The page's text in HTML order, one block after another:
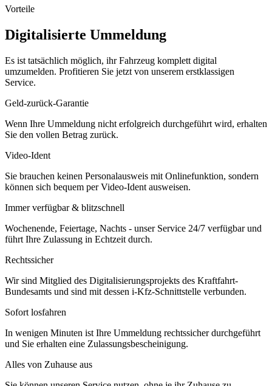
Vorteile
Digitalisierte Ummeldung
Es ist tatsächlich möglich, ihr Fahrzeug komplett digital
umzumelden. Profitieren Sie jetzt von unserem erstklassigen
Service.
Geld-zurück-Garantie
Wenn Ihre Ummeldung nicht erfolgreich durchgeführt wird, erhalten
Sie den vollen Betrag zurück.
Video-Ident
Sie brauchen keinen Personalausweis mit Onlinefunktion, sondern
können sich bequem per Video-Ident ausweisen.
Immer verfügbar & blitzschnell
Wochenende, Feiertage, Nachts - unser Service 24/7 verfügbar und
führt Ihre Zulassung in Echtzeit durch.
Rechtssicher
Wir sind Mitglied des Digitalisierungsprojekts des Kraftfahrt-
Bundesamts und sind mit dessen i-Kfz-Schnittstelle verbunden.
Sofort losfahren
In wenigen Minuten ist Ihre Ummeldung rechtssicher durchgeführt
und Sie erhalten eine Zulassungsbescheinigung.
Alles von Zuhause aus